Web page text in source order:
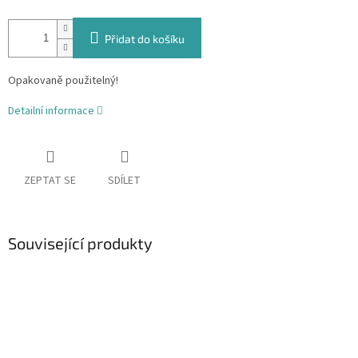
Přidat do košíku
Opakovaně použitelný!
Detailní informace
ZEPTAT SE SDÍLET
Související produkty